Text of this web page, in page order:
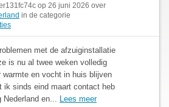
op 26 juni 2026 over
in de categorie
met de afzuiginstallatie
is nu al twee weken volledig
warmte en vocht in huis blijven
ik sinds eind maart contact heb
en... Lees meer